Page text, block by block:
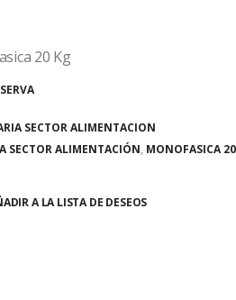
20 Kg
SECTOR ALIMENTACION
SECTOR ALIMENTACIÓN, MONOFASICA
A LA LISTA DE DESEOS